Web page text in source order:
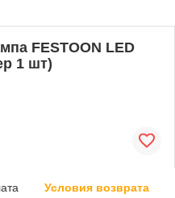
FESTOON LED
1 шт)
Условия возврата